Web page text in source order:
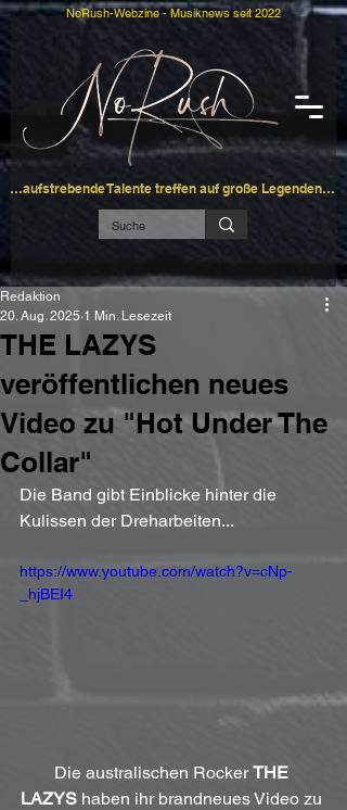
…aufstrebende Talente treffen auf große Legenden…
NoRush-Webzine - Musiknews seit 2022
THE LAZYS
veröffentlichen neues
Video zu "Hot Under The
Collar"
Redaktion
20. Aug. 2025 1 Min. Lesezeit
Die Band gibt Einblicke hinter die
Kulissen der Dreharbeiten...
https://www.youtube.com/watch?v=cNp-
_hjBEI4
Die australischen Rocker THE
LAZYS haben ihr brandneues Video zu